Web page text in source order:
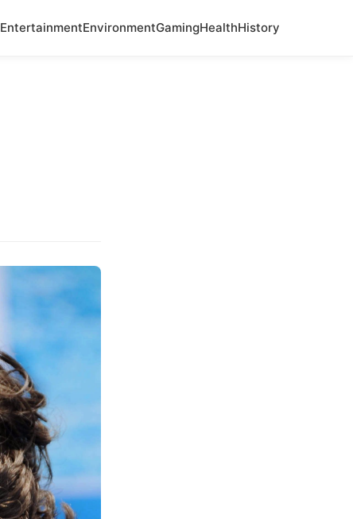
EntertainmentEnvironmentGamingHealthHistory